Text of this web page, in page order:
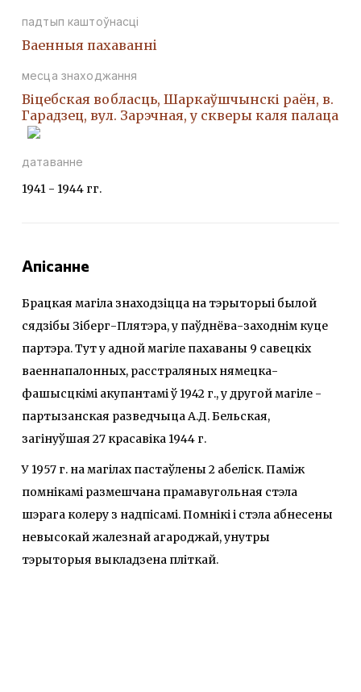
падтып каштоўнасці
Ваенныя пахаваннi
месца знаходжання
Віцебская вобласць, Шаркаўшчынскі раён, в.
Гарадзец, вул. Зарэчная, у скверы каля палаца
датаванне
1941 - 1944 гг.
Апісанне
Брацкая магіла знаходзіцца на тэрыторыі былой
сядзібы Зіберг-Плятэра, у паўднёва-заходнім куце
партэра. Тут у адной магіле пахаваны 9 савецкіх
ваеннапалонных, расстраляных нямецка-
фашысцкімі акупантамі ў 1942 г., у другой магіле -
партызанская разведчыца А.Д. Бельская,
загінуўшая 27 красавіка 1944 г.
У 1957 г. на магілах пастаўлены 2 абеліск. Паміж
помнікамі размешчана прамавугольная стэла
шэрага колеру з надпісамі. Помнікі і стэла абнесены
невысокай жалезнай агароджай, унутры
тэрыторыя выкладзена пліткай.